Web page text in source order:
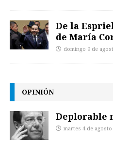
De la
de María
domingo 9 de
OPINIÓN
Deplorable
martes 4 de agosto